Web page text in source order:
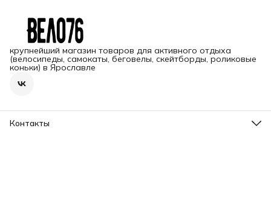
крупнейший магазин товаров для активного отдыха
(велосипеды, самокаты, беговелы, скейтборды, роликовые
коньки) в Ярославле
Контакты